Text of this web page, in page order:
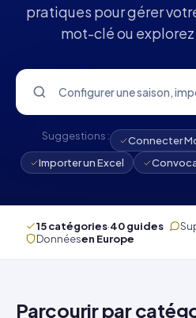
pratiques pour gérer
mot-clé ou
Rechercher dans le centre
Suggestions : Connecter
Importer un Excel
15 catégories·40 guides
Donnéesen Europe
Parcourir par